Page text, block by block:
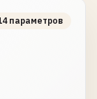
параметров